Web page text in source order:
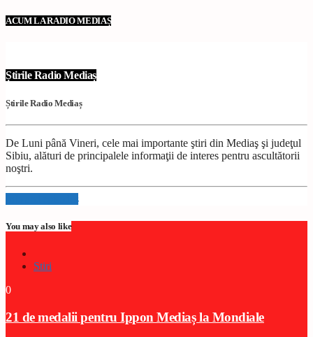
ACUM LA RADIO MEDIAȘ
Știrile Radio Mediaș
Știrile Radio Mediaș
De Luni până Vineri, cele mai importante ştiri din Mediaş şi judeţul
Sibiu, alături de principalele informaţii de interes pentru ascultătorii
noştri.
Info and episodes
You may also like
Stiri
0
21 de medalii pentru Ippon Mediaș la Mondiale